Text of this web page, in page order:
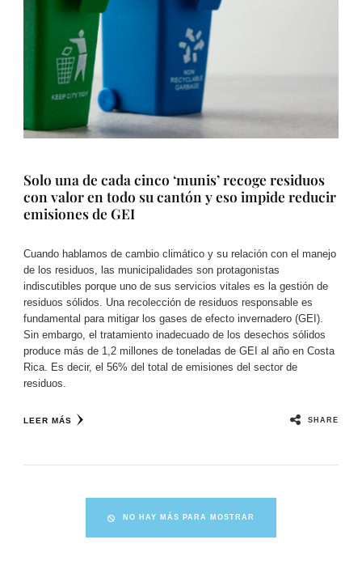
Solo una de cada cinco ‘munis’ recoge residuos
con valor en todo su cantón y eso impide reducir
emisiones de GEI
Cuando hablamos de cambio climático y su relación con el manejo
de los residuos, las municipalidades son protagonistas
indiscutibles porque uno de sus servicios vitales es la gestión de
residuos sólidos. Una recolección de residuos responsable es
fundamental para mitigar los gases de efecto invernadero (GEI).
Sin embargo, el tratamiento inadecuado de los desechos sólidos
produce más de 1,2 millones de toneladas de GEI al año en Costa
Rica. Es decir, el 56% del total de emisiones del sector de
residuos.
LEER MÁS SHARE
NO HAY MÁS PARA MOSTRAR